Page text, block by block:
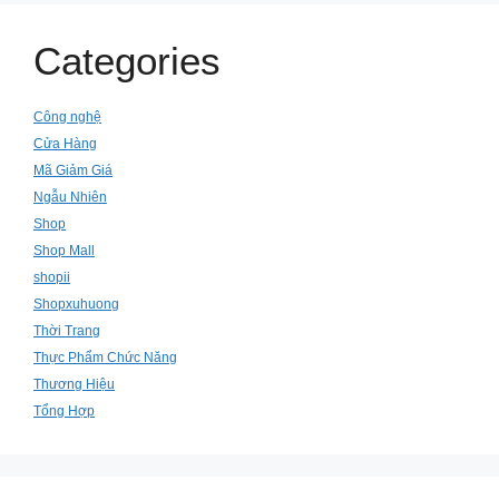
Categories
Công nghệ
Cửa Hàng
Mã Giảm Giá
Ngẫu Nhiên
Shop
Shop Mall
shopii
Shopxuhuong
Thời Trang
Thực Phẩm Chức Năng
Thương Hiệu
Tổng Hợp